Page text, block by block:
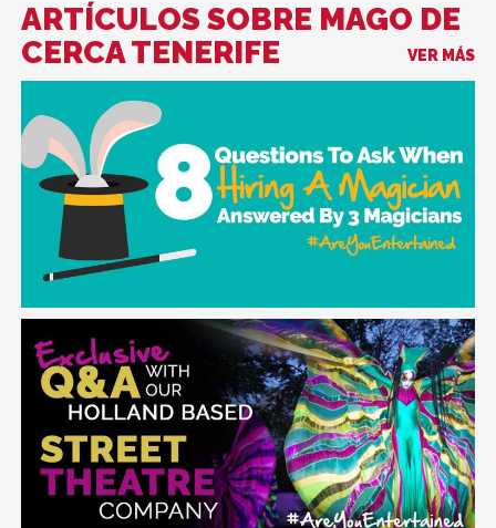
ARTÍCULOS SOBRE MAGO DE
CERCA TENERIFE
VER MÁS